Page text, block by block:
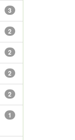
3
2
2
2
2
1